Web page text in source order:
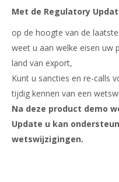
Met de Regulatory
op de hoogte van de
weet u aan welke eisen uw
land van export,
Kunt u sancties en re-calls
tijdig kennen van een
Na deze product demo
Update u kan
wetswijzigingen.